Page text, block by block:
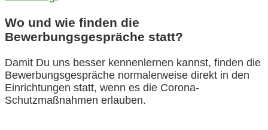
Wo und wie finden die
Bewerbungsgespräche statt?
Damit Du uns besser kennenlernen kannst, finden die
Bewerbungsgespräche normalerweise direkt in den
Einrichtungen statt, wenn es die Corona-
Schutzmaßnahmen erlauben.